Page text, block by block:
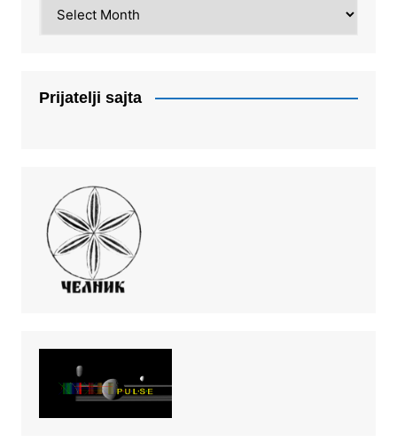
Prijatelji sajta